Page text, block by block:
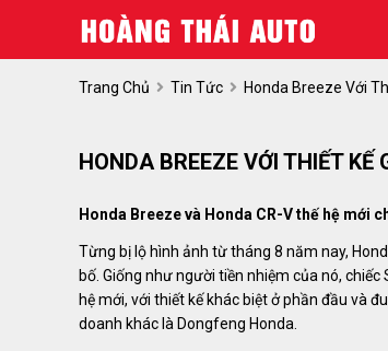
Trang Chủ Tin Tức Honda Breeze Với
HONDA BREEZE VỚI THIẾT
Honda Breeze và Honda CR-V thế hệ mới
Từng bị lộ hình ảnh từ tháng 8 năm nay,
bố. Giống như người tiền nhiệm của nó, chiếc
hệ mới, với thiết kế khác biệt ở phần đầu và
doanh khác là Dongfeng Honda.